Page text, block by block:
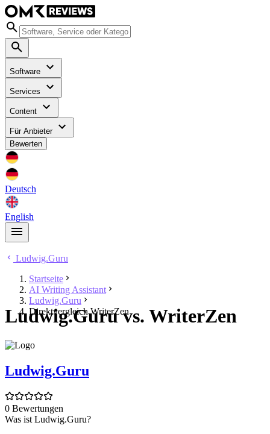
Software
Services
Content
Für Anbieter
Bewerten
Deutsch
English
Ludwig.Guru
Startseite
AI Writing Assistant
Ludwig.Guru
Direktvergleich WriterZen
Ludwig.Guru vs. WriterZen
Ludwig.Guru
0 Bewertungen
Was ist Ludwig.Guru?